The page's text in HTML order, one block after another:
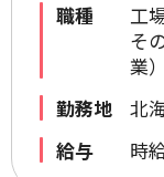
職種
工
そ
業）
勤務地
北
給与
時